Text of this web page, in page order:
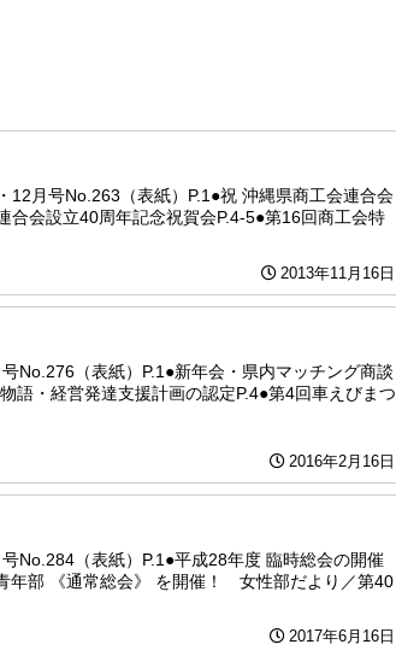
12月号No.263（表紙）P.1●祝 沖縄県商工会連合会
合会設立40周年記念祝賀会P.4-5●第16回商工会特
2013年11月16日
No.276（表紙）P.1●新年会・県内マッチング商談
語・経営発達支援計画の認定P.4●第4回車えびまつ
2016年2月16日
No.284（表紙）P.1●平成28年度 臨時総会の開催
年部 《通常総会》 を開催！ 女性部だより／第40
2017年6月16日